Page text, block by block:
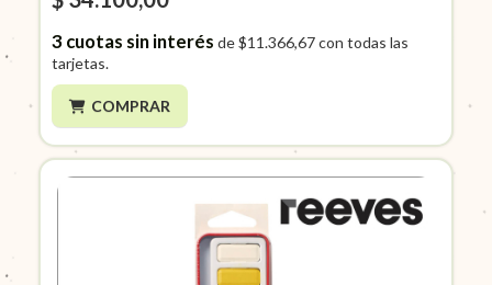
3cuotas sin interés de$11.366,67con todas las
tarjetas.
COMPRAR